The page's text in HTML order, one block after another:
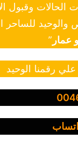
الحالات وقبول
للساحر
عمار ”
علي رقمنا الوحيد